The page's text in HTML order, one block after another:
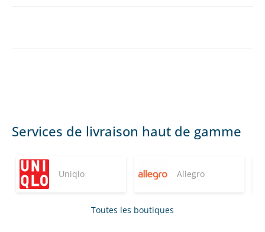
Services de livraison haut de gamme
Uniqlo Allegro
Toutes les boutiques